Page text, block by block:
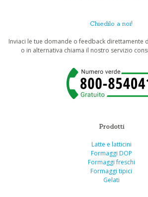
Chiedilo a noi!
Inviaci le tue domande o feedback direttamente
o in alternativa chiama il nostro servizio
Prodotti
Latte e latticini
Formaggi DOP
Formaggi freschi
Formaggi tipici
Gelati